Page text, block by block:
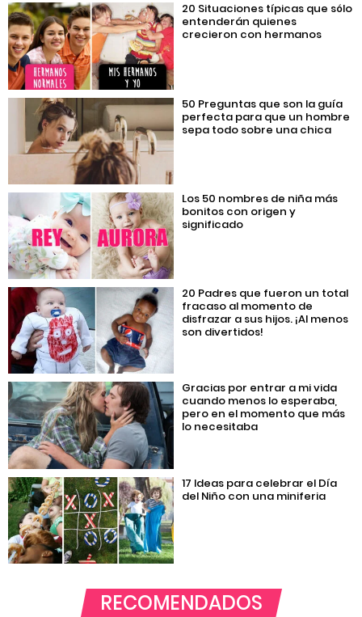
20 Situaciones típicas que sólo
entenderán quienes
crecieron con hermanos
50 Preguntas que son la guía
perfecta para que un hombre
sepa todo sobre una chica
Los 50 nombres de niña más
bonitos con origen y
significado
20 Padres que fueron un total
fracaso al momento de
disfrazar a sus hijos. ¡Al menos
son divertidos!
Gracias por entrar a mi vida
cuando menos lo esperaba,
pero en el momento que más
lo necesitaba
17 Ideas para celebrar el Día
del Niño con una miniferia
RECOMENDADOS